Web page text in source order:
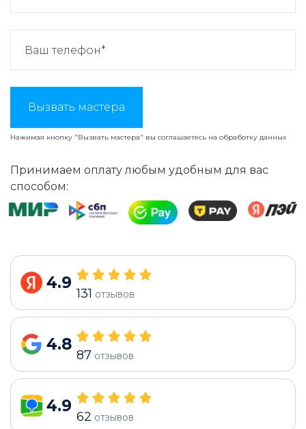
Вызвать мастера
Нажимая кнопку "Вызвать мастера" вы соглашаетесь на обработку данных
Принимаем оплату любым удобным для вас
способом:
4.9
131 отзывов
4.8
87 отзывов
4.9
62 отзывов